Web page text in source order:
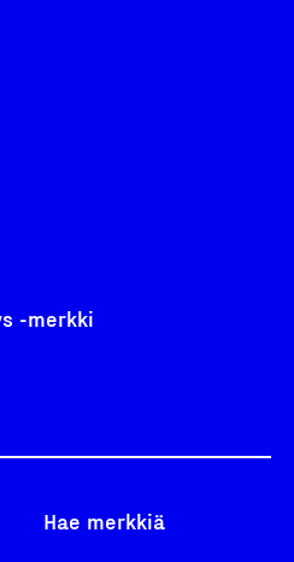
-merkki
Hae merkkiä